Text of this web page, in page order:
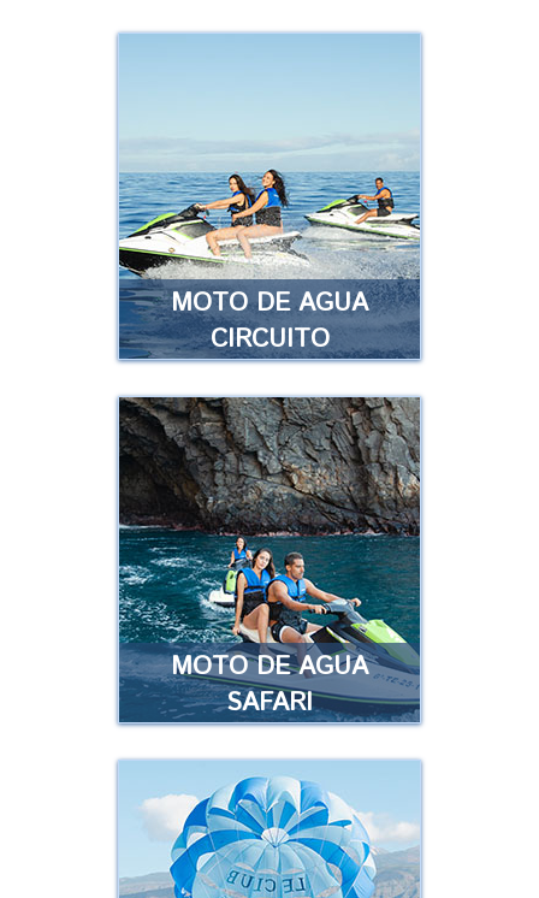
MOTO DE AGUA
CIRCUITO
MOTO DE AGUA
CIRCUITO
Diviértete conduciendo nuestras
fabulosas motos de agua en
nuestro circuito …
Leer más
MOTO DE AGUA
SAFARI
MOTO DE AGUA
SAFARI
Disfruta de nuestro increíble
Safari, conocerás diferentes